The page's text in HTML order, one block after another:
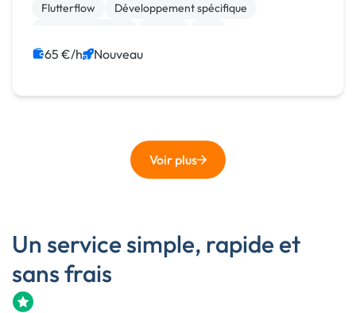
Flutterflow
Développement spécifique
Windev, Webdev
65 €/h Nouveau
Voir plus
Un service simple, rapide et
sans frais